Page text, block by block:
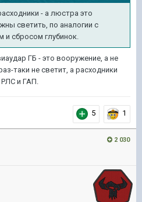
- а люстра это
светить, по аналогии с
и сбросом глубинок.
ГБ - это вооружение, а не
таки не светит, а расходники
и ГАП.
5 1
2 030